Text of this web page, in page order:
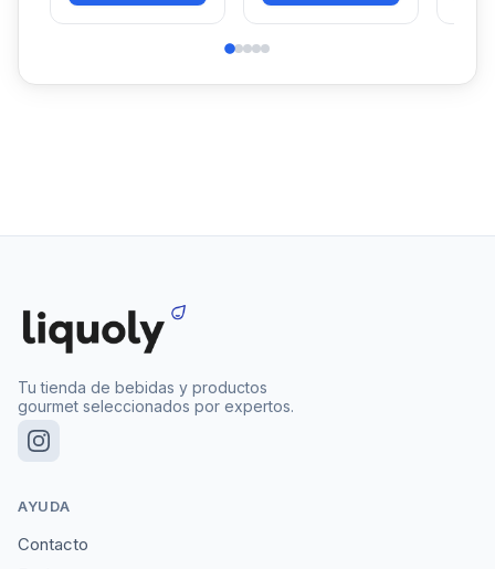
Tu tienda de bebidas y productos
gourmet seleccionados por expertos.
AYUDA
Contacto